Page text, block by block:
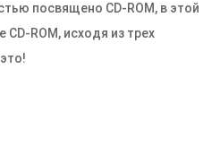
посвящено CD-ROM, в этой
CD-ROM, исходя из трех